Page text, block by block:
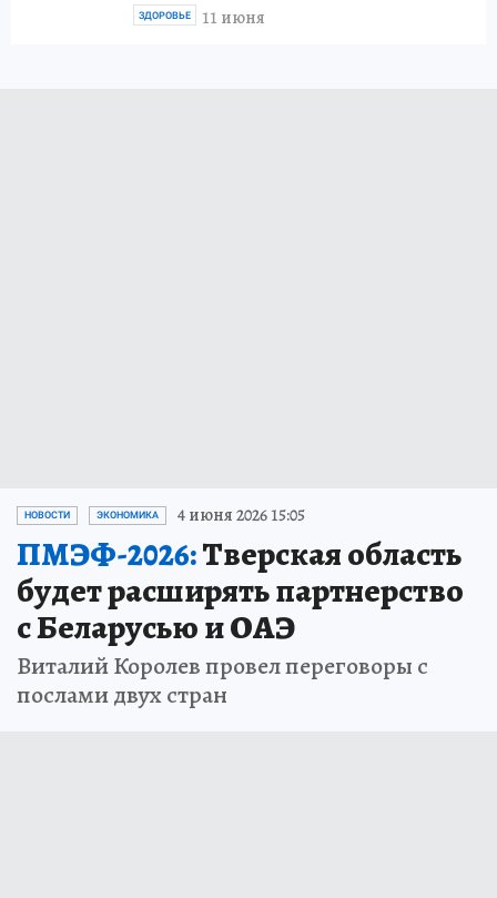
11 июня
ЗДОРОВЬЕ
НОВОСТИ ЭКОНОМИКА 4 июня 2026 15:05
ПМЭФ-2026:Тверская область
будет расширять партнерство
с Беларусью и ОАЭ
Виталий Королев провел переговоры с
послами двух стран